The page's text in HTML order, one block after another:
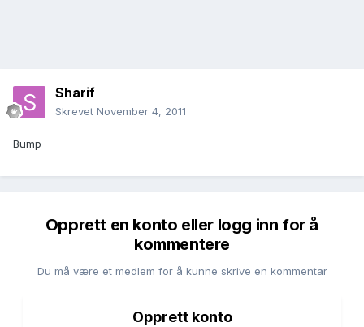
Sharif
Skrevet November 4, 2011
Bump
Opprett en konto eller logg inn for å
kommentere
Du må være et medlem for å kunne skrive en kommentar
Opprett konto